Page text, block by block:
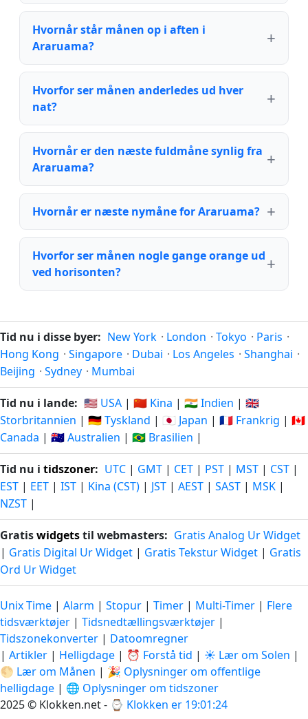
Hvornår står månen op i aften i
Araruama?
Hvorfor ser månen anderledes ud hver
nat?
Hvornår er den næste fuldmåne synlig fra
Araruama?
Hvornår er næste nymåne for Araruama?
Hvorfor ser månen nogle gange orange ud
ved horisonten?
Tid nu i disse byer: New York · London · Tokyo · Paris ·
Hong Kong · Singapore · Dubai · Los Angeles · Shanghai ·
Beijing · Sydney · Mumbai
Tid nu i lande: 🇺🇸 USA | 🇨🇳 Kina | 🇮🇳 Indien | 🇬🇧
Storbritannien | 🇩🇪 Tyskland | 🇯🇵 Japan | 🇫🇷 Frankrig | 🇨🇦
Canada | 🇦🇺 Australien | 🇧🇷 Brasilien |
Tid nu i tidszoner: UTC | GMT | CET | PST | MST | CST |
EST | EET | IST | Kina (CST) | JST | AEST | SAST | MSK |
NZST |
Gratiswidgetstil webmasters: Gratis Analog Ur Widget
| Gratis Digital Ur Widget | Gratis Tekstur Widget | Gratis
Ord Ur Widget
Unix Time | Alarm | Stopur | Timer | Multi-Timer | Flere
tidsværktøjer | Tidsnedtællingsværktøjer |
Tidszonekonverter | Datoomregner
| Artikler | Helligdage | ⏰ Forstå tid | ☀️ Lær om Solen |
🌕 Lær om Månen | 🎉 Oplysninger om offentlige
helligdage | 🌐 Oplysninger om tidszoner
2025 © Klokken.net - ⌚ Klokken er 19:01:25